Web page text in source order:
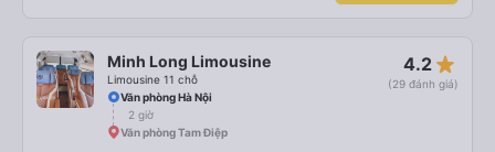
Minh Long Limousine
Limousine 11 chỗ
4.2 star_rate
(29 đánh giá)
Văn phòng Hà Nội
2 giờ
Văn phòng Tam Điệp